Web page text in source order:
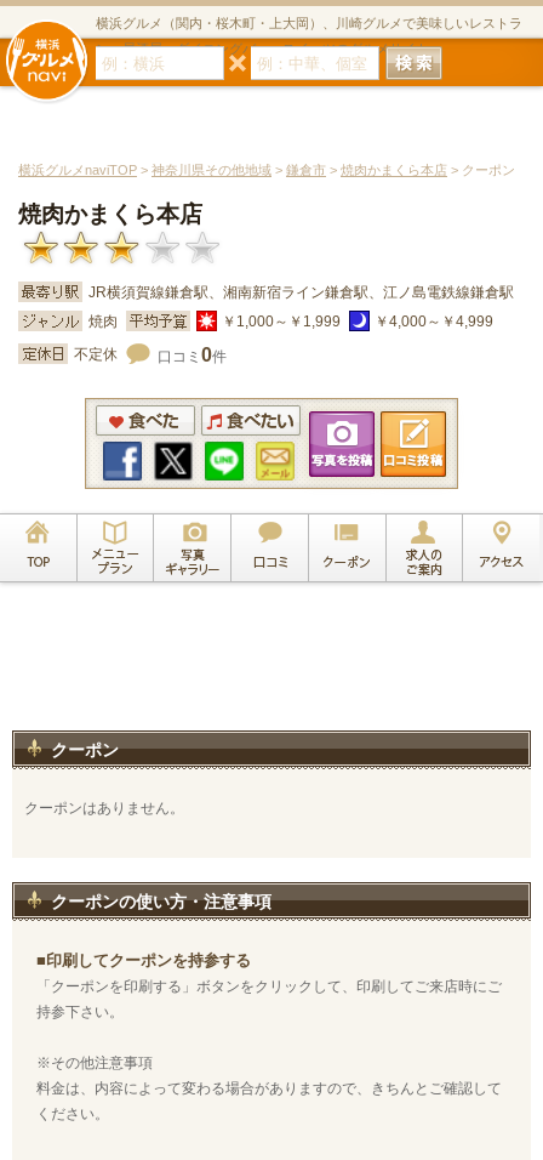
横浜グルメ（関内・桜木町・上大岡）、川崎グルメで美味しいレストラ
ン・居酒屋・ダイニングバー・スイーツのグルメサイト
横浜グルメnaviTOP > 神奈川県その他地域 > 鎌倉市 > 焼肉かまくら本店 > クーポン
焼肉かまくら本店
JR横須賀線鎌倉駅、湘南新宿ライン鎌倉駅、江ノ島電鉄線鎌倉駅
焼肉
￥1,000～￥1,999
￥4,000～￥4,999
不定休
口コミ 0件
クーポン
クーポンはありません。
クーポンの使い方・注意事項
■印刷してクーポンを持参する
「クーポンを印刷する」ボタンをクリックして、印刷してご来店時にご
持参下さい。
※その他注意事項
料金は、内容によって変わる場合がありますので、きちんとご確認して
ください。